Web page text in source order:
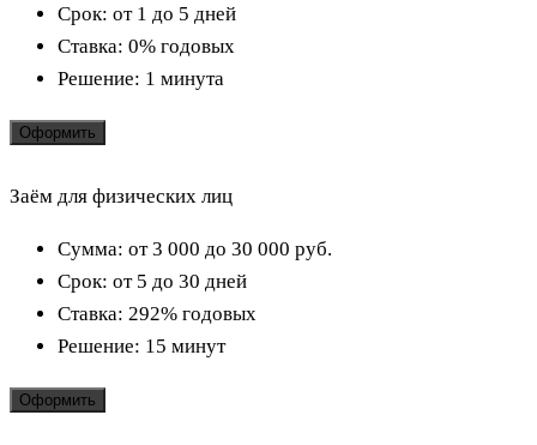
Срок: от 1 до 5 дней
Ставка: 0% годовых
Решение: 1 минута
Оформить
Заём для физических лиц
Сумма: от 3 000 до 30 000 руб.
Срок: от 5 до 30 дней
Ставка: 292% годовых
Решение: 15 минут
Оформить